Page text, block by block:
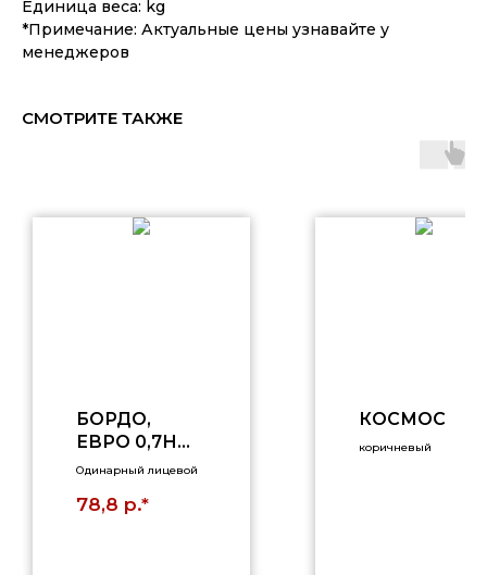
Единица веса: kg
*Примечание: Актуальные цены узнавайте у
менеджеров
СМОТРИТЕ ТАКЖЕ
БОРДО,
ЕВРО 0,7НФ,
БАРХАТ
Одинарный лицевой
78,8 р.*
КОСМОС
коричневый